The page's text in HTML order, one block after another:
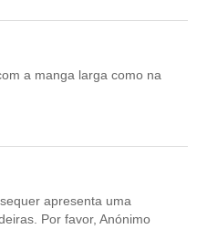
a manga larga como na
apresenta uma
Por favor, Anónimo